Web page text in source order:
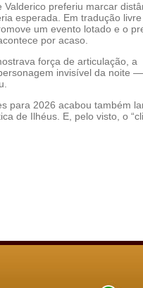
preferiu marcar
esperada. Em tradução
um evento lotado e o
por acaso.
força de articulação, a
invisível da noite —
para 2026 acabou também
de Ilhéus. E, pelo visto, o